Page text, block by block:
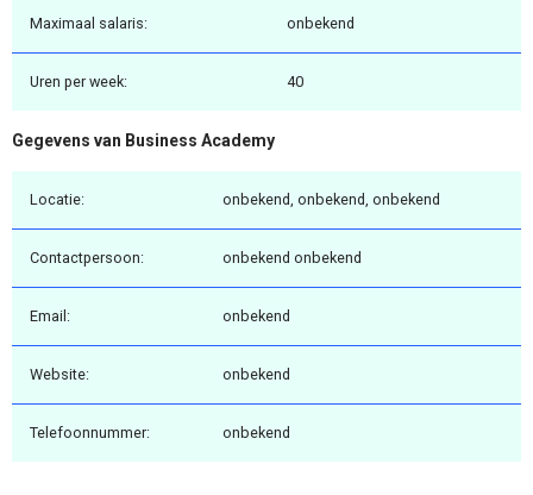
Maximaal salaris: onbekend
Uren per week: 40
Gegevens van Business Academy
Locatie: onbekend, onbekend, onbekend
Contactpersoon: onbekend onbekend
Email: onbekend
Website: onbekend
Telefoonnummer: onbekend